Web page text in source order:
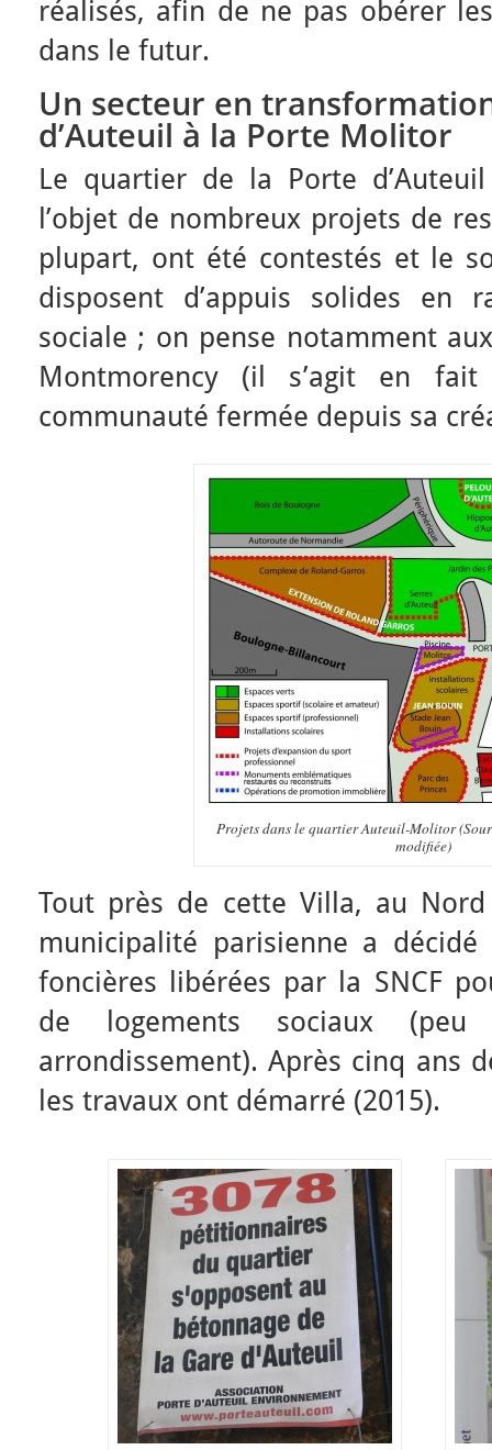
réalisés, afin de ne pas obérer
dans le futur.
Un secteur en
d’Auteuil à la Porte Molitor
Le quartier de la Porte
l’objet de nombreux projets de
plupart, ont été contestés et le
disposent d’appuis solides en
sociale ; on pense notamment
Montmorency (il s’agit en
communauté fermée depuis sa
Projets dans le quartier Auteuil-Molitor
modifiée)
Tout près de cette Villa, au
municipalité parisienne a
foncières libérées par la SNCF
de logements sociaux
arrondissement). Après cinq ans
les travaux ont démarré (2015).